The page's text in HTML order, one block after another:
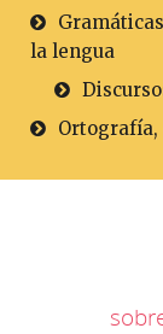
la lengua